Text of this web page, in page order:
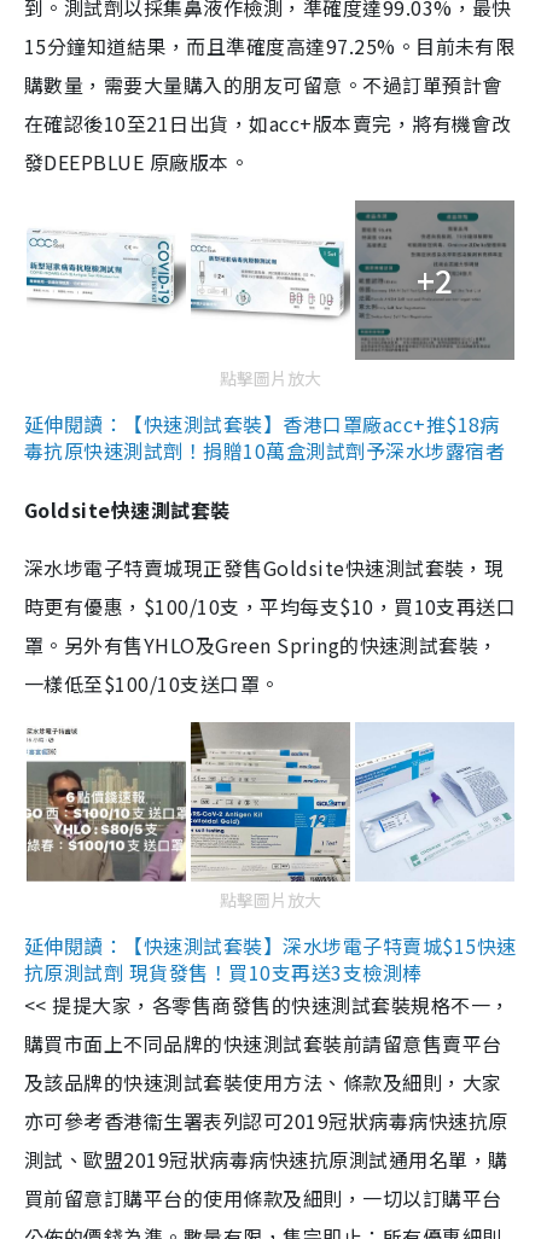
到。測試劑以採集鼻液作檢測，準確度達99.03%，最快
15分鐘知道結果，而且準確度高達97.25%。目前未有限
購數量，需要大量購入的朋友可留意。不過訂單預計會
在確認後10至21日出貨，如acc+版本賣完，將有機會改
發DEEPBLUE 原廠版本。
+2
點擊圖片放大
延伸閱讀：【快速測試套裝】香港口罩廠acc+推$18病
毒抗原快速測試劑！捐贈10萬盒測試劑予深水埗露宿者
Goldsite快速測試套裝
深水埗電子特賣城現正發售Goldsite快速測試套裝，現
時更有優惠，$100/10支，平均每支$10，買10支再送口
罩。另外有售YHLO及Green Spring的快速測試套裝，
一樣低至$100/10支送口罩。
點擊圖片放大
延伸閱讀：【快速測試套裝】深水埗電子特賣城$15快速
抗原測試劑 現貨發售！買10支再送3支檢測棒
<< 提提大家，各零售商發售的快速測試套裝規格不一，
購買市面上不同品牌的快速測試套裝前請留意售賣平台
及該品牌的快速測試套裝使用方法、條款及細則，大家
亦可參考香港衞生署表列認可2019冠狀病毒病快速抗原
測試、歐盟2019冠狀病毒病快速抗原測試通用名單，購
買前留意訂購平台的使用條款及細則，一切以訂購平台